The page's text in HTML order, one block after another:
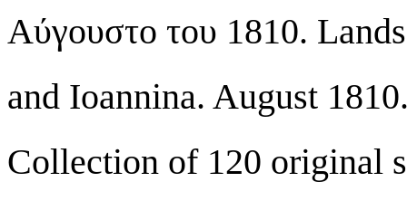
Αύγουστο του 1810.
and Ioannina. August
Collection of 120 original